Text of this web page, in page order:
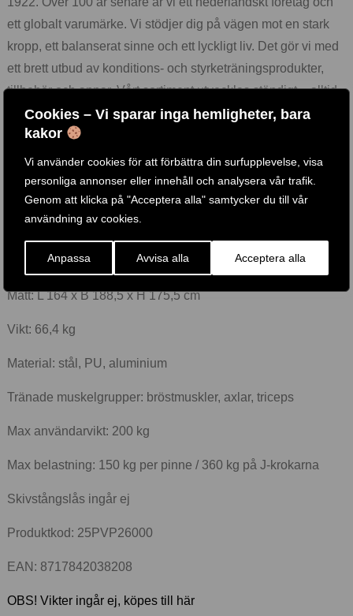
Cookies – Vi sparar inga hemligheter, bara
kakor
Vi använder cookies för att förbättra din surfupplevelse, visa
personliga annonser eller innehåll och analysera vår trafik.
Genom att klicka på "Acceptera alla" samtycker du till vår
användning av cookies.
Anpassa Avvisa alla Acceptera alla
ett globalt varumärke. Vi stödjer dig på vägen mot en stark
kropp, ett balanserat sinne och ett lyckligt liv. Det gör vi med
ett brett utbud av konditions- och styrketräningsprodukter,
tillbehör och appar. Vårt sortiment utvecklas ständigt – alltid
med hög kvalitet och trygga garantier. Behöver du hjälp? Vår
support står redo.
Vi tror att alla barn har rätt till en aktiv och hälsosam livsstil –
därför donerar vi en del av varje köp till Fitkids Foundation,
som gör det möjligt för barn med funktionsnedsättningar att
PRODUKTINFORMATION
Mått: L 164 x B 188,5 x H 175,5 cm
Vikt: 66,4 kg
Material: stål, PU, aluminium
Tränade muskelgrupper: bröstmuskler, axlar, triceps
Max användarvikt: 200 kg
Max belastning: 150 kg per pinne / 360 kg på J-krokarna
Skivstångslås ingår ej
Produktkod: 25PVP26000
EAN: 8717842038208
OBS! Vikter ingår ej, köpes till här